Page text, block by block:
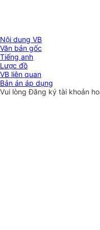
Nội dung VB
Văn bản gốc
Tiếng anh
Lược đồ
VB liên quan
Bản án áp dụng
Vui lòngĐăng ký tài khoản